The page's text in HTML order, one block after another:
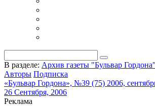
В разделе: Архив газеты "Бульвар Гордона"
Авторы Подписка
«Бульвар Гордона», №39 (75) 2006,
26 Сентября, 2006
Реклама